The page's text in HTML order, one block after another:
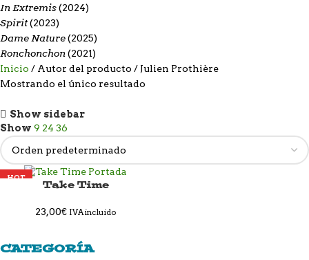
CATEGORÍA
In Extremis(2024)
Spirit(2023)
Dame Nature(2025)
Ronchonchon(2021)
Inicio
Autor del producto
Julien Prothière
Mostrando el único resultado
Show sidebar
Show 9 24 36
HOT
Take Time
23,00€ IVA incluido